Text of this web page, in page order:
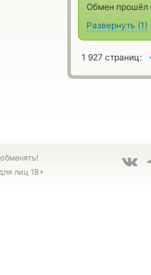
Обмен прошёл
Развернуть (1)
1 927 страниц:
лиц 18+